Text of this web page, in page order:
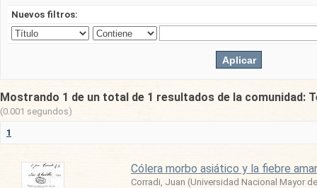
Nuevos filtros:
Mostrando 1 de un total de 1 resultados de la comunidad:
(0.001 segundos)
1
Cólera morbo asiático y la fiebre
Corradi, Juan (Universidad Nacional Mayor